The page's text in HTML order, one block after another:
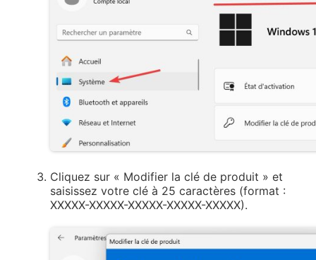
Cliquez sur « Modifier la clé de produit » et
saisissez votre clé à 25 caractères (format :
XXXXX-XXXXX-XXXXX-XXXXX-XXXXX).